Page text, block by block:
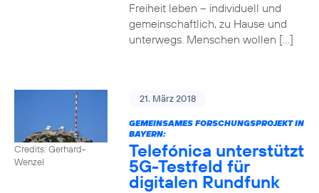
Freiheit leben – individuell und
gemeinschaftlich, zu Hause und
unterwegs. Menschen wollen […]
Credits: Gerhard-
Wenzel
21. März 2018
GEMEINSAMES FORSCHUNGSPROJEKT IN
BAYERN:
Telefónica unterstützt
5G-Testfeld für
digitalen Rundfunk